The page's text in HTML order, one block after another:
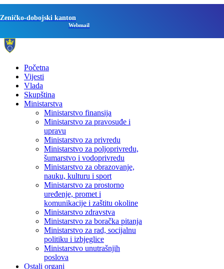
Zeničko-dobojski kanton
Webmail
Početna
Vijesti
Vlada
Skupština
Ministarstva
Ministarstvo finansija
Ministarstvo za pravosuđe i
upravu
Ministarstvo za privredu
Ministarstvo za poljoprivredu,
šumarstvo i vodoprivredu
Ministarstvo za obrazovanje,
nauku, kulturu i sport
Ministarstvo za prostorno
uređenje, promet i
komunikacije i zaštitu okoline
Ministarstvo zdravstva
Ministarstvo za boračka pitanja
Ministarstvo za rad, socijalnu
politiku i izbjeglice
Ministarstvo unutrašnjih
poslova
Ostali organi